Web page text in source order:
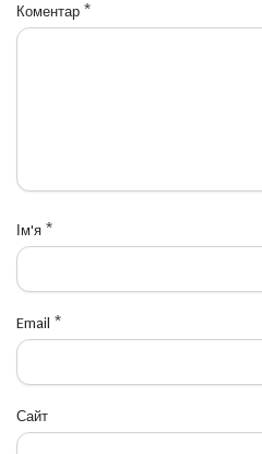
Коментар *
Ім'я *
Email *
Сайт